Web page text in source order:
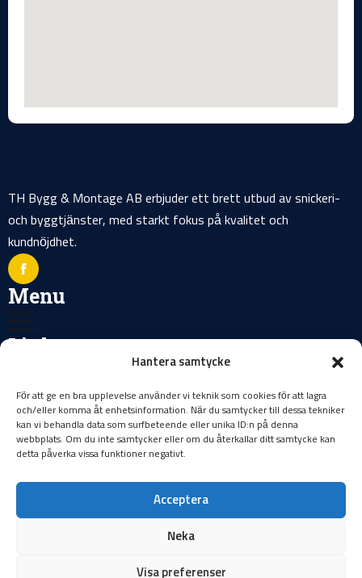
Hantera samtycke
För att ge en bra upplevelse använder vi teknik som cookies för att lagra
och/eller komma åt enhetsinformation. När du samtycker till dessa tekniker
kan vi behandla data som surfbeteende eller unika ID:n på denna
webbplats. Om du inte samtycker eller om du återkallar ditt samtycke kan
detta påverka vissa funktioner negativt.
Acceptera
Neka
Visa preferenser
TH Bygg & Montage AB erbjuder ett brett utbud av snickeri-
och byggtjänster, med starkt fokus på kvalitet och
kundnöjdhet.
Menu
Links
Sekretess Policy
Sitemap
Nå ut till oss
Noravägen 67
tobias@thbygg.se